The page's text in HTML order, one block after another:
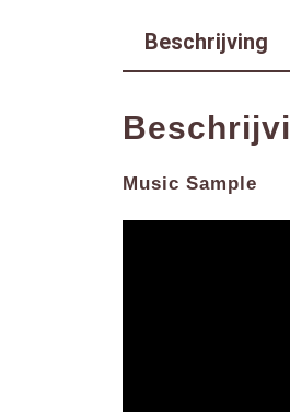
Beschrijving
Music Sample